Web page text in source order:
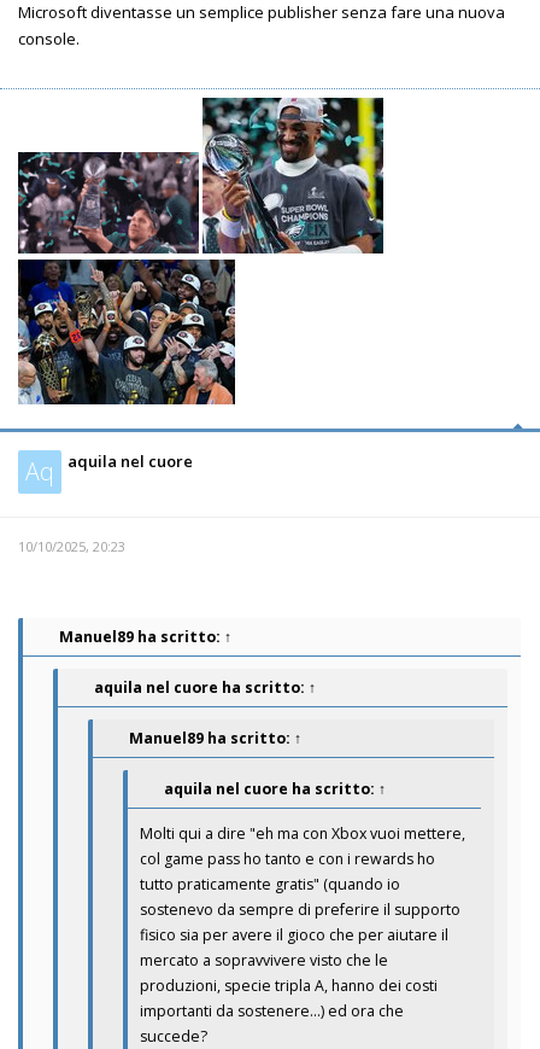
Microsoft diventasse un semplice publisher senza fare una nuova
console.
Aq aquila nel cuore
10/10/2025, 20:23
Manuel89 ha scritto: ↑
aquila nel cuore ha scritto: ↑
Manuel89 ha scritto: ↑
aquila nel cuore ha scritto: ↑
Molti qui a dire "eh ma con Xbox vuoi mettere,
col game pass ho tanto e con i rewards ho
tutto praticamente gratis" (quando io
sostenevo da sempre di preferire il supporto
fisico sia per avere il gioco che per aiutare il
mercato a sopravvivere visto che le
produzioni, specie tripla A, hanno dei costi
importanti da sostenere...) ed ora che
succede?